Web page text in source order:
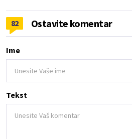
82 Ostavite komentar
Ime
Tekst